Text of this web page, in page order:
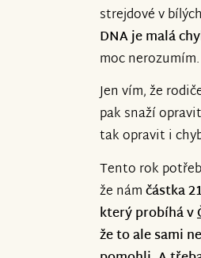
strejdové v
DNA je malá
moc nerozumím.
Jen vím, že
pak snaží
tak opravit i
Tento rok
že námčástka
který probíhá v
že to ale sami